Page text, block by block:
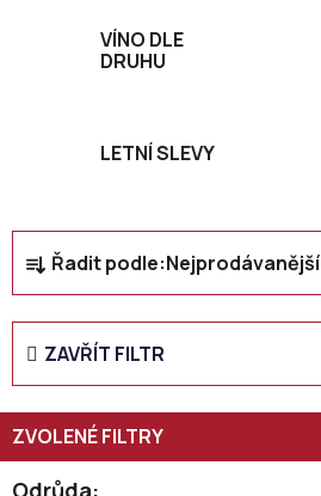
VÍNO DLE
DRUHU
LETNÍ SLEVY
Ř
a
z
n
í
p
r
Řadit podle:Nejprodávanější
ZAVŘÍT FILTR
Odrůda